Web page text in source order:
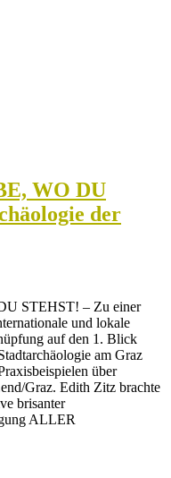
WO DU
der
STEHST! – Zu einer
und lokale
auf den 1. Blick
am Graz
über
Graz. Edith Zitz brachte
brisanter
ALLER